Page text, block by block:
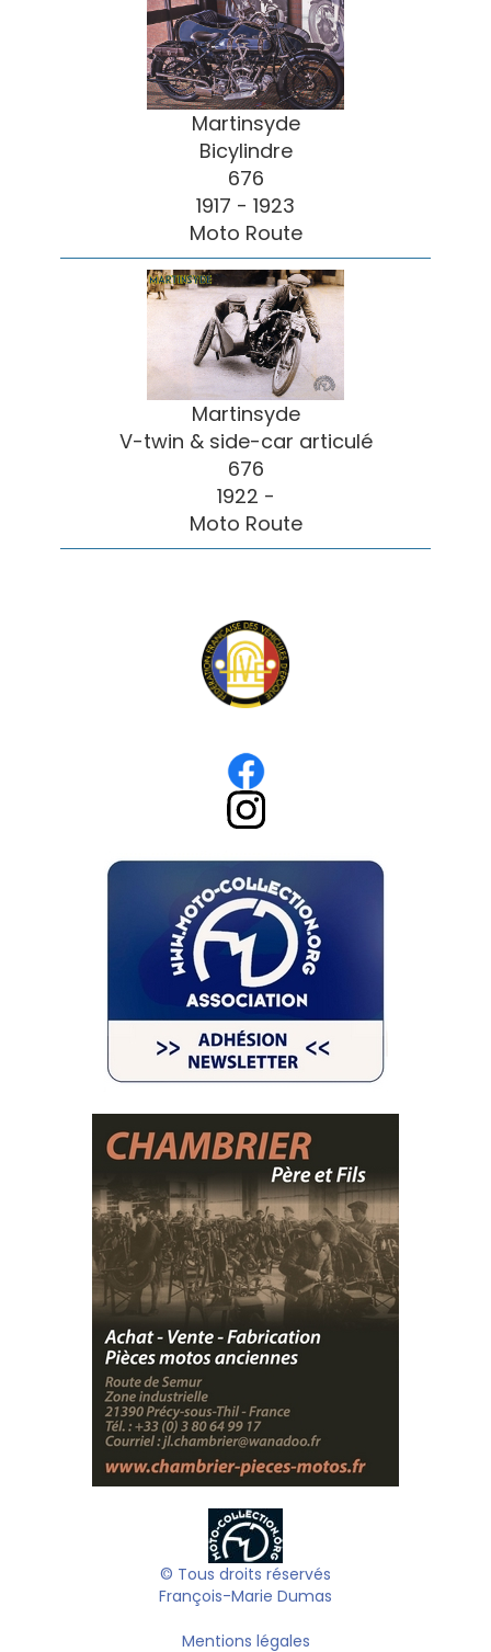
Martinsyde
Bicylindre
676
1917 - 1923
Moto Route
Martinsyde
V-twin & side-car articulé
676
1922 -
Moto Route
© Tous droits réservés
François-Marie Dumas
Mentions légales